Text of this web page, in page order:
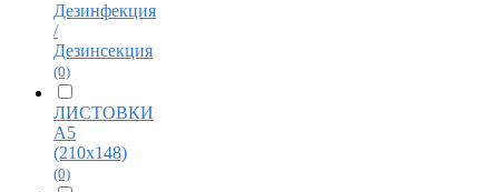
Дезинфекция
/
Дезинсекция
(0)
ЛИСТОВКИ
А5
(210х148)
(0)